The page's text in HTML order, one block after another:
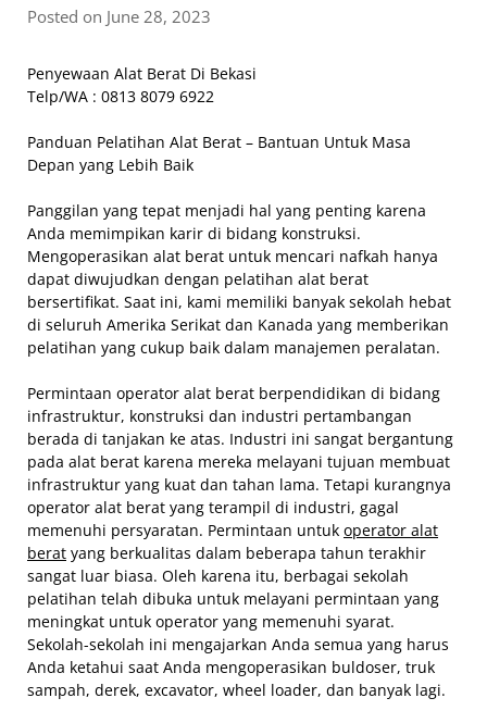
Posted on June 28, 2023
Penyewaan Alat Berat Di Bekasi
Telp/WA : 0813 8079 6922
Panduan Pelatihan Alat Berat – Bantuan Untuk Masa
Depan yang Lebih Baik
Panggilan yang tepat menjadi hal yang penting karena
Anda memimpikan karir di bidang konstruksi.
Mengoperasikan alat berat untuk mencari nafkah hanya
dapat diwujudkan dengan pelatihan alat berat
bersertifikat. Saat ini, kami memiliki banyak sekolah hebat
di seluruh Amerika Serikat dan Kanada yang memberikan
pelatihan yang cukup baik dalam manajemen peralatan.
Permintaan operator alat berat berpendidikan di bidang
infrastruktur, konstruksi dan industri pertambangan
berada di tanjakan ke atas. Industri ini sangat bergantung
pada alat berat karena mereka melayani tujuan membuat
infrastruktur yang kuat dan tahan lama. Tetapi kurangnya
operator alat berat yang terampil di industri, gagal
memenuhi persyaratan. Permintaan untuk operator alat
berat yang berkualitas dalam beberapa tahun terakhir
sangat luar biasa. Oleh karena itu, berbagai sekolah
pelatihan telah dibuka untuk melayani permintaan yang
meningkat untuk operator yang memenuhi syarat.
Sekolah-sekolah ini mengajarkan Anda semua yang harus
Anda ketahui saat Anda mengoperasikan buldoser, truk
sampah, derek, excavator, wheel loader, dan banyak lagi.